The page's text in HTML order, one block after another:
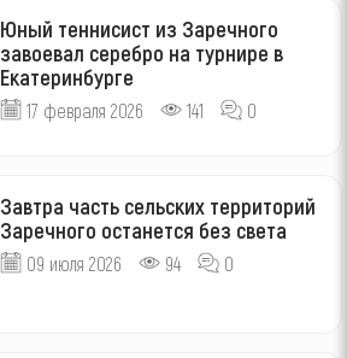
Юный теннисист из Заречного
завоевал серебро на турнире в
Екатеринбурге
17 февраля 2026 141 0
Завтра часть сельских территорий
Заречного останется без света
09 июля 2026 94 0